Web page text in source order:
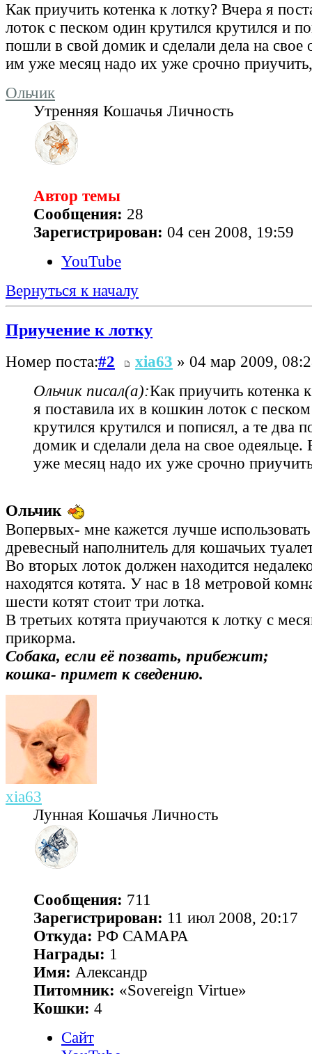
Как приучить котенка к лотку? Вчера я
лоток с песком один крутился крутился и
пошли в свой домик и сделали дела на свое
им уже месяц надо их уже срочно
Ольчик
Утренняя Кошачья Личность
Автор темы
Сообщения: 28
Зарегистрирован: 04 сен 2008, 19:59
YouTube
Вернуться к началу
Приучение к лотку
Номер поста:#2 xia63 » 04 мар 2009,
Ольчик писал(а):Как приучить котенка
я поставила их в кошкин лоток с
крутился крутился и пописял, а те два
домик и сделали дела на свое
уже месяц надо их уже срочно
Ольчик
Вопервых- мне кажется лучше использовать
древесный наполнитель для кошачьих
Во вторых лоток должен находится
находятся котята. У нас в 18 метровой
шести котят стоит три лотка.
В третьих котята приучаются к лотку с
прикорма.
Собака, если её позвать, прибежит;
кошка- примет к сведению.
xia63
Лунная Кошачья Личность
Сообщения: 711
Зарегистрирован: 11 июл 2008, 20:17
Откуда: РФ САМАРА
Награды: 1
Имя: Александр
Питомник: «Sovereign Virtue»
Кошки: 4
Сайт